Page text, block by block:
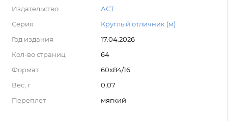
Издательство
АСТ
Серия
Круглый отличник (м)
Год издания
17.04.2026
Кол-во страниц
64
Формат
60x84/16
Вес, г
0,07
Переплет
мягкий